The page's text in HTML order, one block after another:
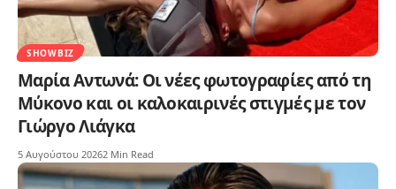
SHOWBIZ
Μαρία Αντωνά: Οι νέες φωτογραφίες από τη
Μύκονο και οι καλοκαιρινές στιγμές με τον
Γιώργο Λιάγκα
5 Αυγούστου 20262 Min Read